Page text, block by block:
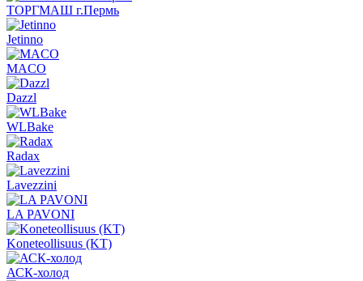
ТОРГМАШ г.Пермь
Jetinno
MACO
Dazzl
WLBake
Radax
Lavezzini
LA PAVONI
Koneteollisuus (KT)
АСК-холод